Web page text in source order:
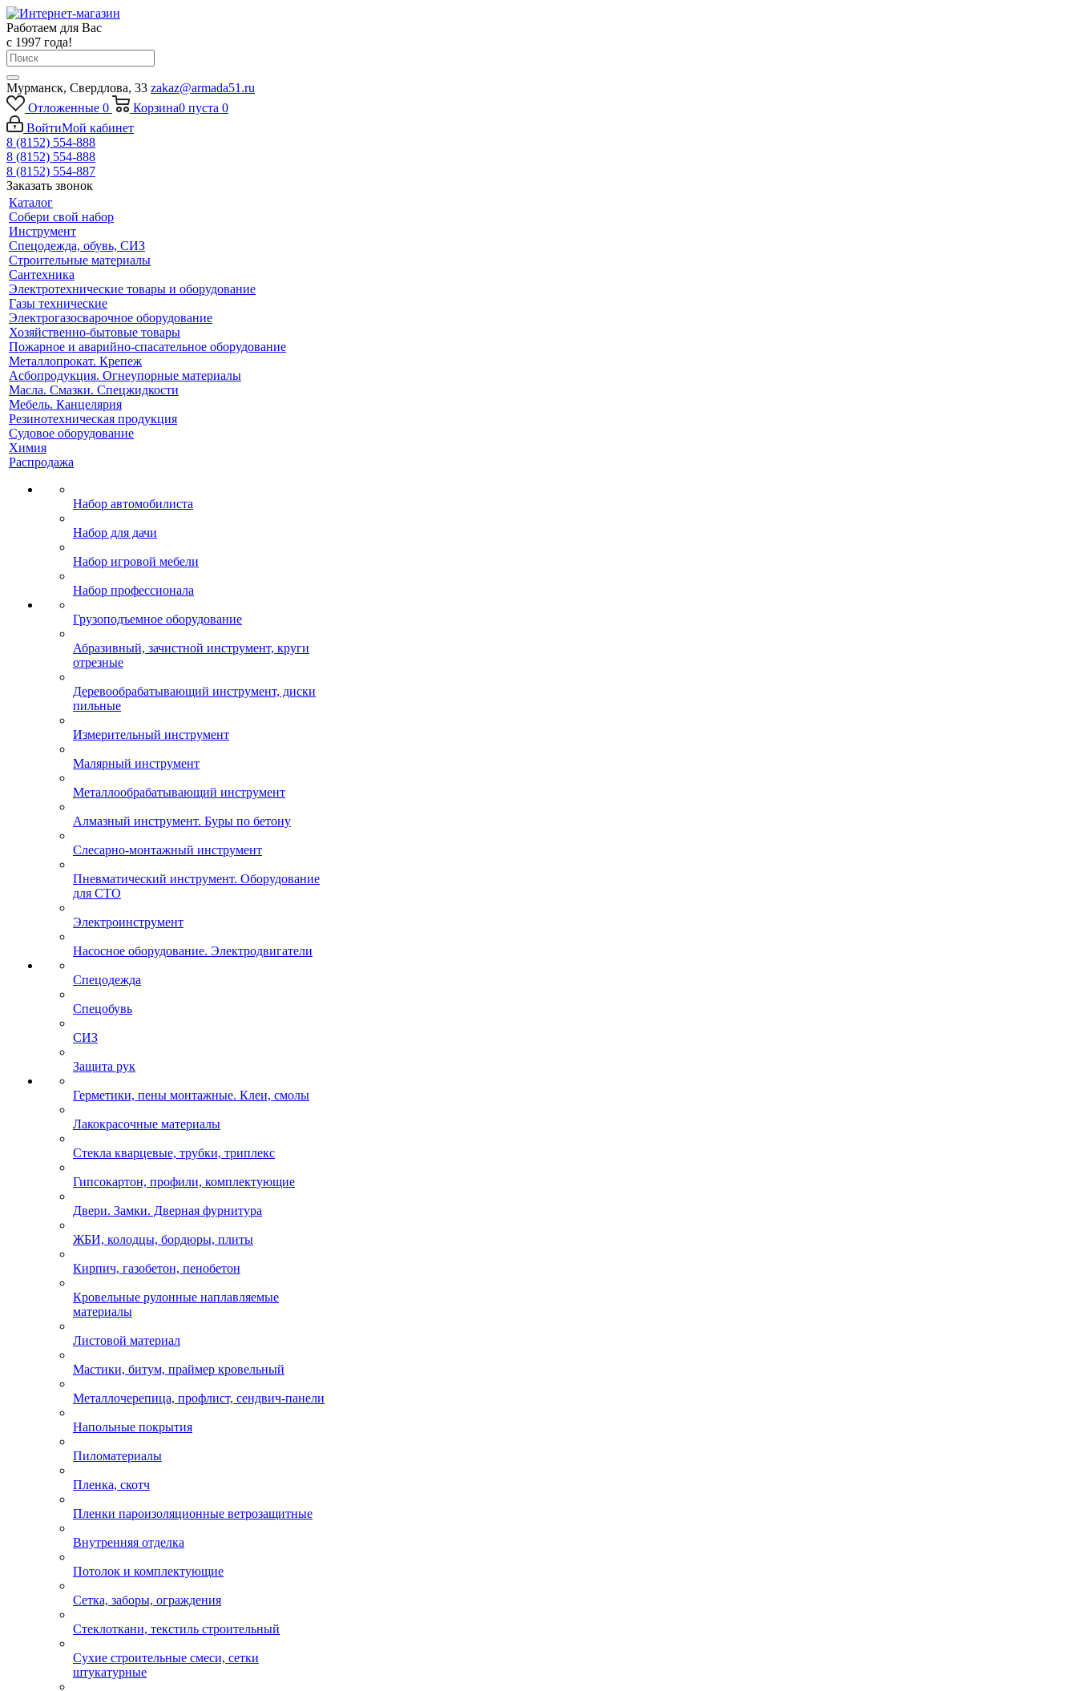
Работаем для Вас
с 1997 года!
Мурманск, Свердлова, 33 zakaz@armada51.ru
Отложенные 0 Корзина0 пуста 0
ВойтиМой кабинет
8 (8152) 554-888
8 (8152) 554-888
8 (8152) 554-887
Заказать звонок
Каталог
Собери свой набор
Инструмент
Спецодежда, обувь, СИЗ
Строительные материалы
Сантехника
Электротехнические товары и оборудование
Газы технические
Электрогазосварочное оборудование
Хозяйственно-бытовые товары
Пожарное и аварийно-спасательное оборудование
Металлопрокат. Крепеж
Асбопродукция. Огнеупорные материалы
Масла. Смазки. Спецжидкости
Мебель. Канцелярия
Резинотехническая продукция
Судовое оборудование
Химия
Распродажа
Набор автомобилиста
Набор для дачи
Набор игровой мебели
Набор профессионала
Грузоподъемное оборудование
Абразивный, зачистной инструмент, круги
отрезные
Деревообрабатывающий инструмент, диски
пильные
Измерительный инструмент
Малярный инструмент
Металлообрабатывающий инструмент
Алмазный инструмент. Буры по бетону
Слесарно-монтажный инструмент
Пневматический инструмент. Оборудование
для СТО
Электроинструмент
Насосное оборудование. Электродвигатели
Спецодежда
Спецобувь
СИЗ
Защита рук
Герметики, пены монтажные. Клеи, смолы
Лакокрасочные материалы
Стекла кварцевые, трубки, триплекс
Гипсокартон, профили, комплектующие
Двери. Замки. Дверная фурнитура
ЖБИ, колодцы, бордюры, плиты
Кирпич, газобетон, пенобетон
Кровельные рулонные наплавляемые
материалы
Листовой материал
Мастики, битум, праймер кровельный
Металлочерепица, профлист, сендвич-панели
Напольные покрытия
Пиломатериалы
Пленка, скотч
Пленки пароизоляционные ветрозащитные
Внутренняя отделка
Потолок и комплектующие
Сетка, заборы, ограждения
Стеклоткани, текстиль строительный
Сухие строительные смеси, сетки
штукатурные